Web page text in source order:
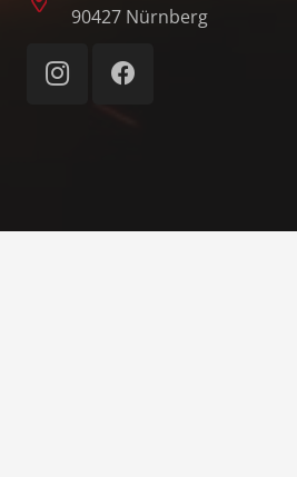
90427 Nürnberg